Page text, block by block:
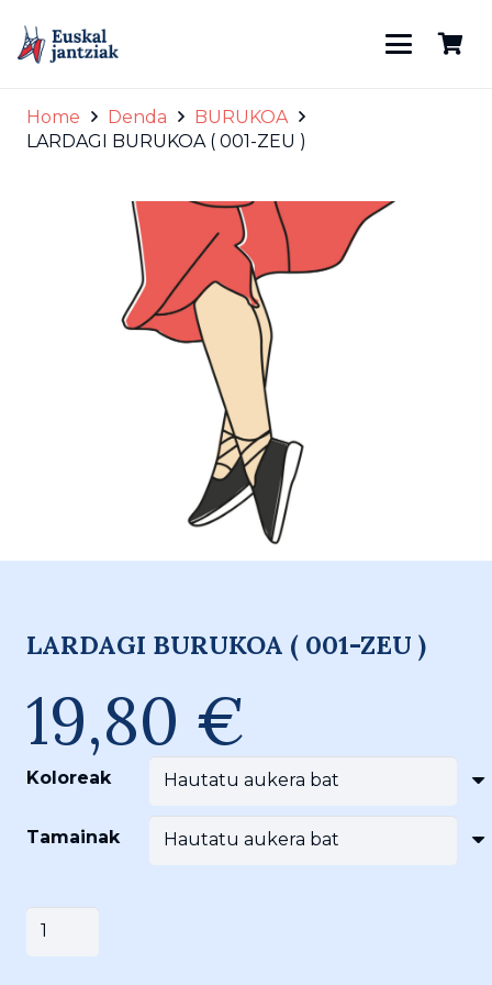
Home Denda
BURUKOA
LARDAGI BURUKOA ( 001-ZEU )
LARDAGI BURUKOA ( 001-ZEU )
19,80 €
Koloreak
Tamainak